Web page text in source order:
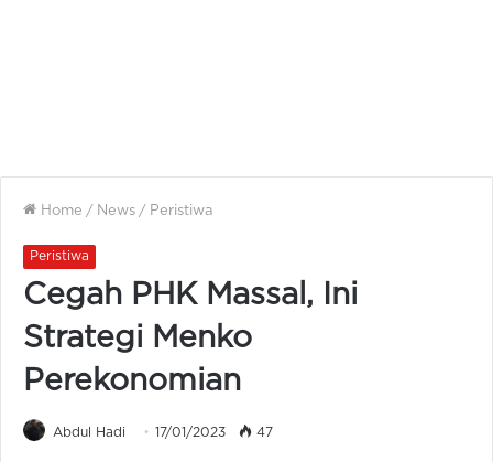
Home / News / Peristiwa
Peristiwa
Cegah PHK Massal, Ini
Strategi Menko
Perekonomian
Abdul Hadi 17/01/2023 47